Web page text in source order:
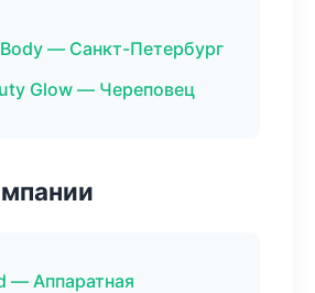
— Санкт-Петербург
Glow — Череповец
— Аппаратная